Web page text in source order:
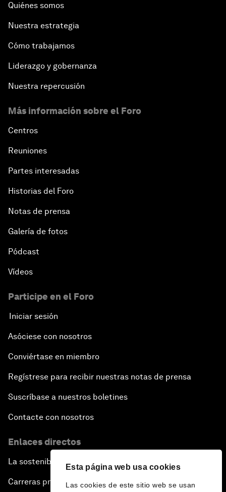
Esta página web usa cookies
Las cookies de este sitio web se usan
Quiénes somos
Nuestra estrategia
Cómo trabajamos
Liderazgo y gobernanza
Nuestra repercusión
Más información sobre el Foro
Centros
Reuniones
Partes interesadas
Historias del Foro
Notas de prensa
Galería de fotos
Pódcast
Vídeos
Participe en el Foro
Iniciar sesión
Asóciese con nosotros
Conviértase en miembro
Regístrese para recibir nuestras notas de prensa
Suscríbase a nuestros boletines
Contacte con nosotros
Enlaces directos
La sostenibilidad en el Foro
Carreras profesionales